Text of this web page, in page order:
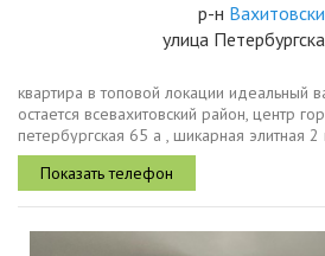
р-н
улица
квартира в топовой локации идеальный
остается всевахитовский район, центр
петербургская 65 а , шикарная элитная
19 этажного дома уютная однокомнатная
площадью 81.8 кв...